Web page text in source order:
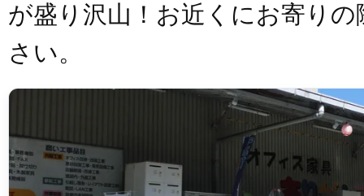
が盛り沢山！お近くにお寄り
さい。